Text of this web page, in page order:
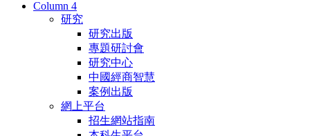
Column 4
研究
研究出版
專題研討會
研究中心
中國經商智慧
案例出版
網上平台
招生網站指南